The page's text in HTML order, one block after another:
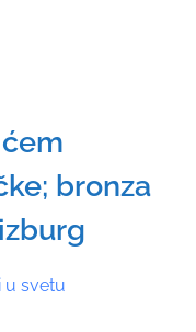
bronza
u svetu